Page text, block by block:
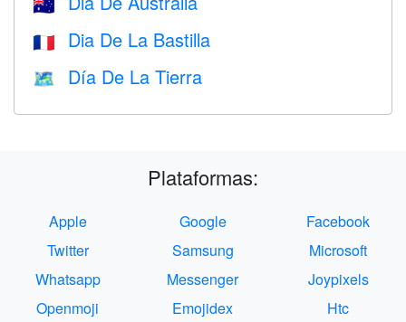
🇦🇺
🇫🇷 Dia De La Bastilla
🗺️ Día De La Tierra
Plataformas:
Apple Google
Facebook
Twitter
Samsung
Microsoft
Whatsapp
Messenger
Joypixels
Openmoji
Emojidex
Htc